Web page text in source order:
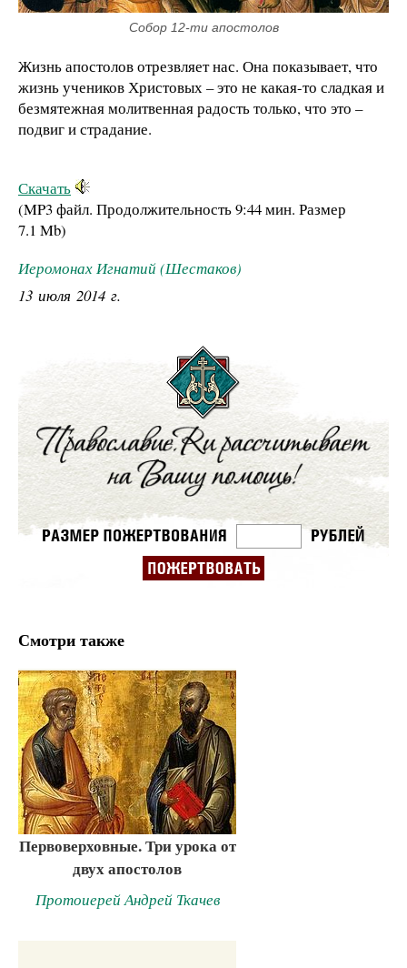
Собор 12-ти апостолов
Жизнь апостолов отрезвляет нас. Она показывает, что
жизнь учеников Христовых – это не какая-то сладкая и
безмятежная молитвенная радость только, что это –
подвиг и страдание.
Скачать
(MP3 файл. Продолжительность9:44 мин. Размер
7.1 Mb)
Иеромонах Игнатий (Шестаков)
13 июля 2014 г.
Смотри также
Первоверховные. Три урока от
двух апостолов
Протоиерей Андрей Ткачев